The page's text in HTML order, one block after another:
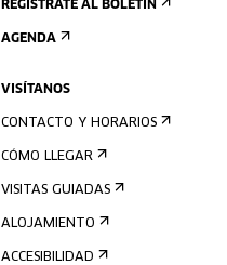
REGÍSTRATE AL BOLETÍN
AGENDA
VISÍTANOS
CONTACTO Y HORARIOS
CÓMO LLEGAR
VISITAS GUIADAS
ALOJAMIENTO
ACCESIBILIDAD